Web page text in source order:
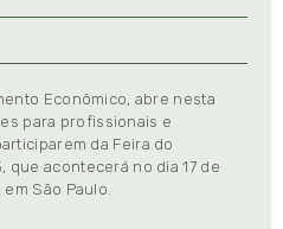
Econômico, abre nesta
para profissionais e
da Feira do
que acontecerá no dia 17 de
São Paulo.